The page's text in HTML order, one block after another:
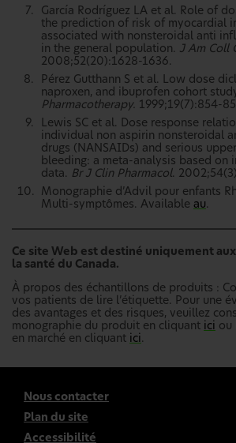
García Rodríguez LA et al. Role of
the prediction of risk of myocardial
associated with nonsteroidal anti
in the general population. J Am Coll
2008;52(20):1628-1636.
Pérez Gutthann S et al. Low dose
naproxen, and ibuprofen cohort
Pharmacotherapy. 1999;19(7):854-
Lewis SC et al. Dose response
individual non aspirin nonsteroidal
drugs (NANSAIDs) and serious
bleeding: a meta-analysis based on
data. Br J Clin Pharmacol.
Monographie d’Advil pour enfants
Multi-symptômes. Available au.
Ce site Web est destiné uniquement
la santé du Canada.
À propos des échantillons de produits :
vos patients de lire l’étiquette. Pour une
des avantages et des risques, veuillez
monographie du produit en cliquant ici ou
en marché en cliquant ici.
Nous contacter
Plan du site
Accessibilité